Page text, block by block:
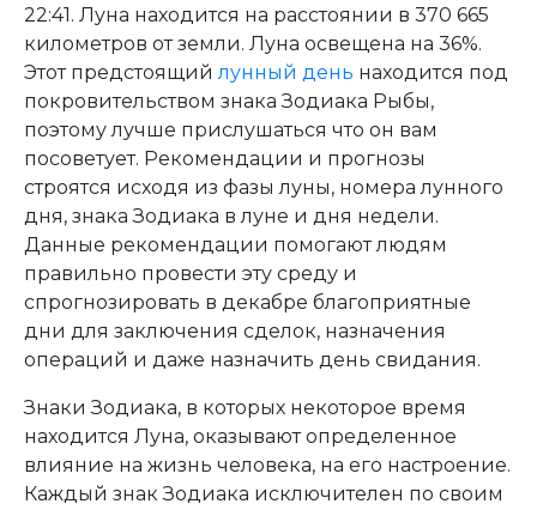
22:41. Луна находится на расстоянии в 370 665
километров от земли. Луна освещена на 36%.
Этот предстоящийлунный день находится под
покровительством знака Зодиака Рыбы,
поэтому лучше прислушаться что он вам
посоветует. Рекомендации и прогнозы
строятся исходя из фазы луны, номера лунного
дня, знака Зодиака в луне и дня недели.
Данные рекомендации помогают людям
правильно провести эту среду и
спрогнозировать в декабре благоприятные
дни для заключения сделок, назначения
операций и даже назначить день свидания.
Знаки Зодиака, в которых некоторое время
находится Луна, оказывают определенное
влияние на жизнь человека, на его настроение.
Каждый знак Зодиака исключителен по своим